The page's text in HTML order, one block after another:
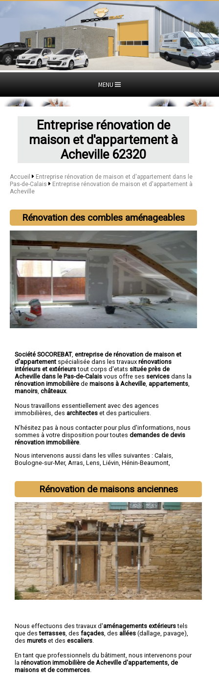
MENU
Entreprise rénovation de
maison et d'appartement à
Acheville 62320
Accueil
Entreprise rénovation de maison et d'appartement dans le
Pas-de-Calais
Entreprise rénovation de maison et d'appartement à
Acheville
Rénovation des combles aménageables
Société SOCOREBAT, entreprise de rénovation de maison et
d'appartement spécialisée dans les travaux rénovations
intérieurs et extérieurstout corps d'etats située près de
Acheville dans le Pas-de-Calais vous offre ses services dans la
rénovation immobilière de maisons à Acheville appartements
manoirs châteaux.
Nous travaillons essentiellement avec des agences
immobilières, des architectes et des particuliers.
N'hésitez pas à nous contacter pour plus d'informations, nous
sommes à votre disposition pour toutes demandes de devis
rénovation immobilière
Nous intervenons aussi dans les villes suivantes : Calais,
Boulogne-sur-Mer, Arras, Lens, Liévin, Hénin-Beaumont,
Rénovation de maisons anciennes
Nous effectuons des travaux d'aménagements extérieurstels
que desterrasses , des façades , des allées (dallage, pavage),
des murets et des escaliers
En tant que professionnels du bâtiment, nous intervenons pour
la rénovation immobilière de Acheville d'appartements, de
maisons et de commerces